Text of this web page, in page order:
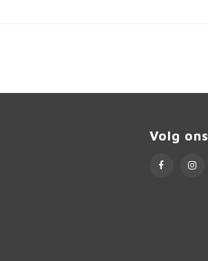
Volg ons